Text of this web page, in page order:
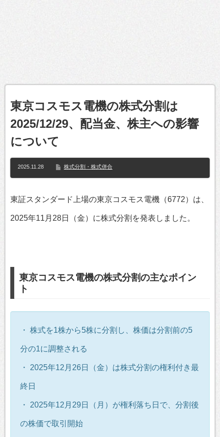
東京コスモス電機の株式分割は
2025/12/29、配当金、株主への影響
について
2025.11.28 株式分割・株式併合
東証スタンダード上場の東京コスモス電機（6772）は、
2025年11月28日（金）に株式分割を発表しました。
東京コスモス電機の株式分割の主なポイン
ト
・ 株式を1株から5株に分割し、株価は分割前の5
分の1に調整される
・ 2025年12月26日（金）は株式分割の権利付き最
終日
・ 2025年12月29日（月）が権利落ち日で、分割後
の株価で取引開始